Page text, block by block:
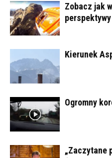
Zobacz jak
Kierunek
Ogromny
„Zaczytane